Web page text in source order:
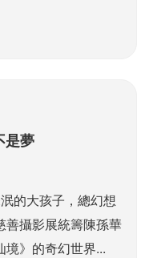
是夢
的大孩子，總幻想
善攝影展統籌陳孫華
境》的奇幻世界...